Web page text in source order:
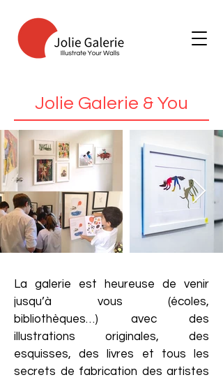
Jolie Galerie & You
La galerie est heureuse de venir
jusqu’à vous (écoles,
bibliothèques…) avec des
illustrations originales, des
esquisses, des livres et tous les
secrets de fabrication des artistes